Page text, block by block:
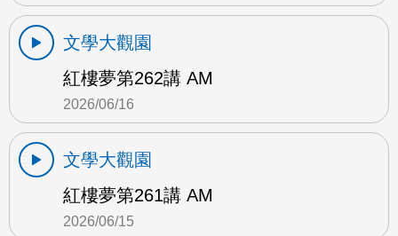
文學大觀園
紅樓夢第262講 AM
2026/06/16
文學大觀園
紅樓夢第261講 AM
2026/06/15